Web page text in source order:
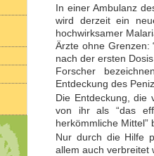
In einer Ambulanz
wird derzeit ein
hochwirksamer
Ärzte ohne Grenzen:
nach der ersten
Forscher
Entdeckung des
Die Entdeckung, die
von ihr als “das
herkömmliche Mittel”
Nur durch die Hilfe
allem auch verbreitet